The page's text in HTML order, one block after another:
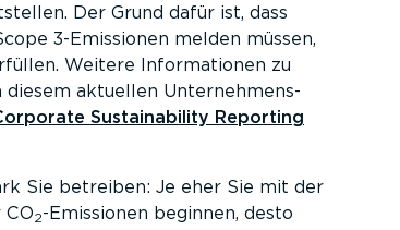
Der Grund dafür ist, dass
3-Emissionen melden müssen,
Weitere Infor­ma­tionen zu
aktuellen Unter­neh­mens­
Sustaina­bility Reporting
Sie betreiben: Je eher Sie mit der
2-Emissionen beginnen, desto